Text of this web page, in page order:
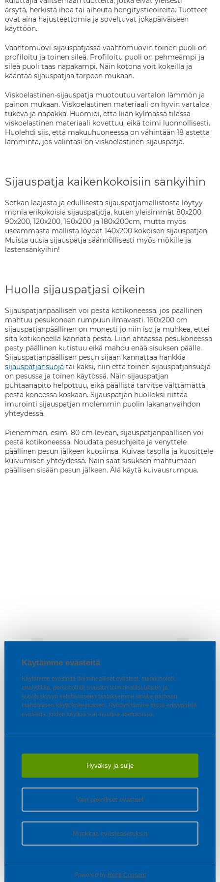
Käytämme evästeitä
Käytämme evästeitä (toiminnalliset evästeet, markkinointi,
analytiikka, personointi) sivuston toiminnallisuuksien ja
suorituskyvyn kehittämiseen taataksemme sinulle parhaan
mahdollisen käyttökokemuksen. Hyödynnämme tässä erityyppisiä
evästeitä, joiden käyttöä voit muuttaa asetuksissa.
Hyväksy ja sulje
Vain pakolliset evästeet
Muokkaa evästeasetuksia
Powered by Rehti Consent
ärsytä, herkistä ihoa tai aiheuta hengitystieoireita. Tuotteet
ovat aina hajusteettomia ja soveltuvat jokapäiväiseen
käyttöön.
Vaahtomuovi-sijauspatjassa vaahtomuovin toinen puoli on
profiloitu ja toinen sileä. Profiloitu puoli on pehmeämpi ja
sileä puoli taas napakampi. Näin kotona voit kokeilla ja
kääntää sijauspatjaa tarpeen mukaan.
Viskoelastinen-sijauspatja muotoutuu vartalon lämmön ja
painon mukaan. Viskoelastinen materiaali on hyvin vartaloa
tukeva ja napakka. Huomioi, että liian kylmässä tilassa
viskoelastinen materiaali kovettuu, eikä toimi luonnollisesti.
Huolehdi siis, että makuuhuoneessa on vähintään 18 astetta
lämmintä, jos valintasi on viskoelastinen-sijauspatja.
Sijauspatja kaikenkokoisiin sänkyihin
Sotkan laajasta ja edullisesta sijauspatjamallistosta löytyy
monia erikokoisia sijauspatjoja, kuten yleisimmät 80x200,
90x200, 120x200, 160x200 ja 180x200cm, mutta myös
useammasta mallista löydät 140x200 kokoisen sijauspatjan.
Muista uusia sijauspatja säännöllisesti myös mökille ja
lastensänkyihin!
Huolla sijauspatjasi oikein
Sijauspatjanpäällisen voi pestä kotikoneessa, jos päällinen
mahtuu pesukoneen rumpuun ilmavasti. 160x200 cm
sijauspatjanpäällinen on monesti jo niin iso ja muhkea, ettei
sitä kotikoneella kannata pestä. Liian ahtaassa pesukoneessa
pesty päällinen kutistuu eikä mahdu enää sisuksen päälle.
Sijauspatjanpäällisen pesun sijaan kannattaa hankkia
sijauspatjansuoja tai kaksi, niin että toinen sijauspatjansuoja
on pesussa ja toinen käytössä. Näin sijauspatjan
puhtaanapito helpottuu, eikä päällistä tarvitse välttämättä
pestä koneessa koskaan. Sijauspatjan huolloksi riittää
imurointi sijauspatjan molemmin puolin lakananvaihdon
yhteydessä.
Pienemmän, esim. 80 cm leveän, sijauspatjanpäällisen voi
pestä kotikoneessa. Noudata pesuohjeita ja venyttele
päällinen pesun jälkeen kuosiinsa. Kuivaa tasolla ja kuosittele
kuivumisen yhteydessä. Näin saat sisuksen mahtumaan
päällisen sisään pesun jälkeen. Älä käytä kuivausrumpua.